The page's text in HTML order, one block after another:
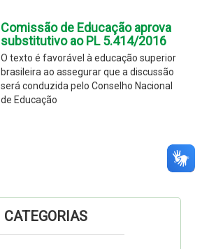
Comissão de Educação aprova
substitutivo ao PL 5.414/2016
O texto é favorável à educação superior
brasileira ao assegurar que a discussão
será conduzida pelo Conselho Nacional
de Educação
CATEGORIAS